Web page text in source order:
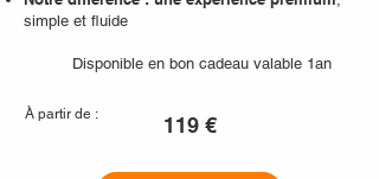
simple et fluide
Disponible en bon cadeau valable 1an
À partir de : 119 €